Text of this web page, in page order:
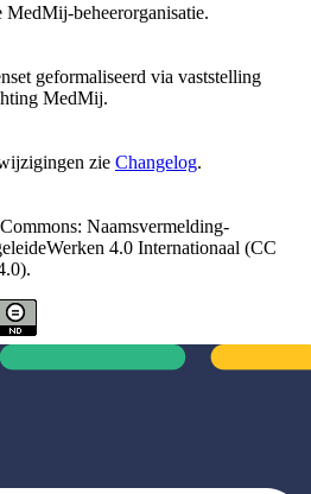
MedMij-beheerorganisatie.
geformaliseerd via vaststelling
MedMij.
zie Changelog.
Naamsvermelding-
4.0 Internationaal (CC